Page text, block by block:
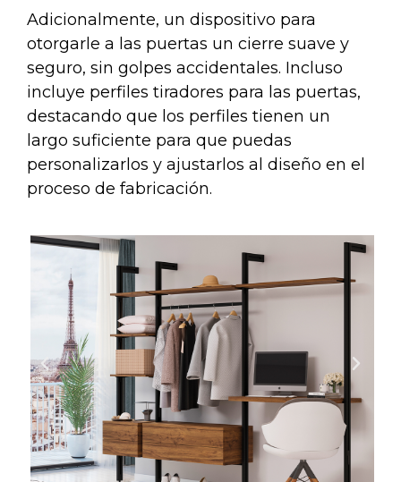
Adicionalmente, un dispositivo para
otorgarle a las puertas un cierre suave y
seguro, sin golpes accidentales. Incluso
incluye perfiles tiradores para las puertas,
destacando que los perfiles tienen un
largo suficiente para que puedas
personalizarlos y ajustarlos al diseño en el
proceso de fabricación.